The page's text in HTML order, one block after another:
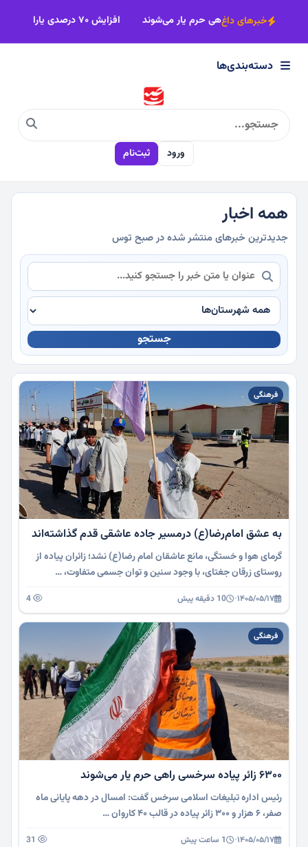
×
دسته‌بندی‌ها
سیاسی
اجتماعی
فرهنگی
ورزشی
چندرسانه
خبرهای داغگذاشته‌اند ۶۳۰۰ زائر پیاده سرخسی راهی حرم یار می‌شوند
دسته‌بندی‌ها
ورود ثبت‌نام
همه اخبار
جدیدترین خبرهای منتشر شده در صبح توس
جستجو
فرهنگی
به عشق امام‌رضا(ع) درمسیر جاده عاشقی قدم گذاشته‌اند
گرمای هوا و خستگی، مانع عاشقان امام رضا(ع) نشد؛ زائران پیاده از
روستای زرقان جغتای، با وجود سنین و توان جسمی متفاوت، …
۱۴۰۵/۰۵/۱۷· 10 دقیقه پیش
فرهنگی
۶۳۰۰ زائر پیاده سرخسی راهی حرم یار می‌شوند
رئیس اداره تبلیغات اسلامی سرخس گفت: امسال در دهه پایانی ماه
صفر، ۶ هزار و ۳۰۰ زائر پیاده در قالب ۴۰ کاروان …
۱۴۰۵/۰۵/۱۷· 1 ساعت پیش